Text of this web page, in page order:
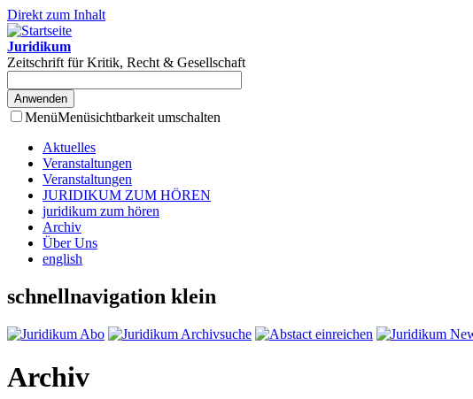
Direkt zum Inhalt
Juridikum
Zeitschrift für Kritik, Recht & Gesellschaft
MenüMenüsichtbarkeit umschalten
Aktuelles
Veranstaltungen
Veranstaltungen
JURIDIKUM ZUM HÖREN
juridikum zum hören
Archiv
Über Uns
english
schnellnavigation klein
Archiv